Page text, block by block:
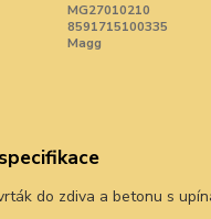
MG27010210
8591715100335
Magg
do zdiva a betonu s